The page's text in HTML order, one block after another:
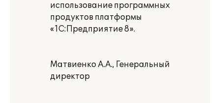
использование программных
продуктов платформы
«1С:Предприятие 8».
Матвиенко А.А., Генеральный
директор